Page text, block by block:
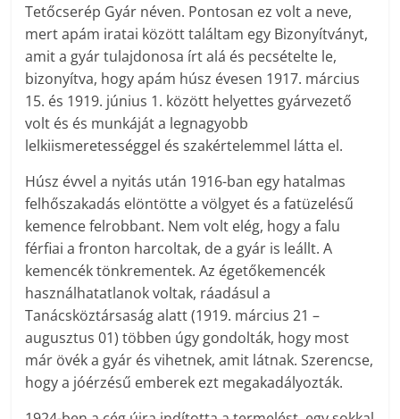
Tetőcserép Gyár néven. Pontosan ez volt a neve,
mert apám iratai között találtam egy Bizonyítványt,
amit a gyár tulajdonosa írt alá és pecsételte le,
bizonyítva, hogy apám húsz évesen 1917. március
15. és 1919. június 1. között helyettes gyárvezető
volt és és munkáját a legnagyobb
lelkiismeretességgel és szakértelemmel látta el.
Húsz évvel a nyitás után 1916-ban egy hatalmas
felhőszakadás elöntötte a völgyet és a fatüzelésű
kemence felrobbant. Nem volt elég, hogy a falu
férfiai a fronton harcoltak, de a gyár is leállt. A
kemencék tönkrementek. Az égetőkemencék
használhatatlanok voltak, ráadásul a
Tanácsköztársaság alatt (1919. március 21 –
augusztus 01) többen úgy gondolták, hogy most
már övék a gyár és vihetnek, amit látnak. Szerencse,
hogy a jóérzésű emberek ezt megakadályozták.